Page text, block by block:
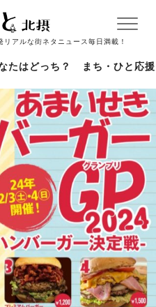
アルな街ネタニュース毎日満載！
たはどっち？ まち・ひと応援